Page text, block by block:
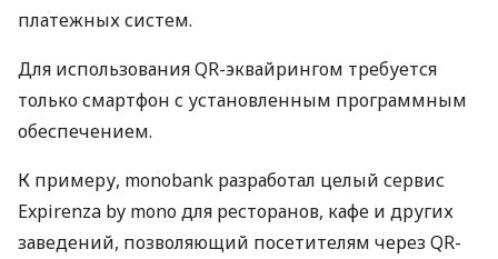
платежных систем.
Для использования QR-эквайрингом требуется
только смартфон с установленным программным
обеспечением.
К примеру, monobank разработал целый сервис
Expirenza by mono для ресторанов, кафе и других
заведений, позволяющий посетителям через QR-